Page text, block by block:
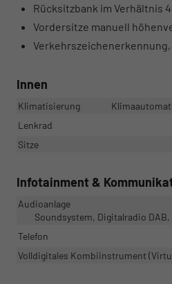
Rücksitzbank im Verhältnis
Vordersitze manuell
Innen
Klimatisierung
Lenkrad
Sitze
Infotainment &
Audioanlage
Soundsystem, Digitalradio
Telefon
Volldigitales Kombiinstrument